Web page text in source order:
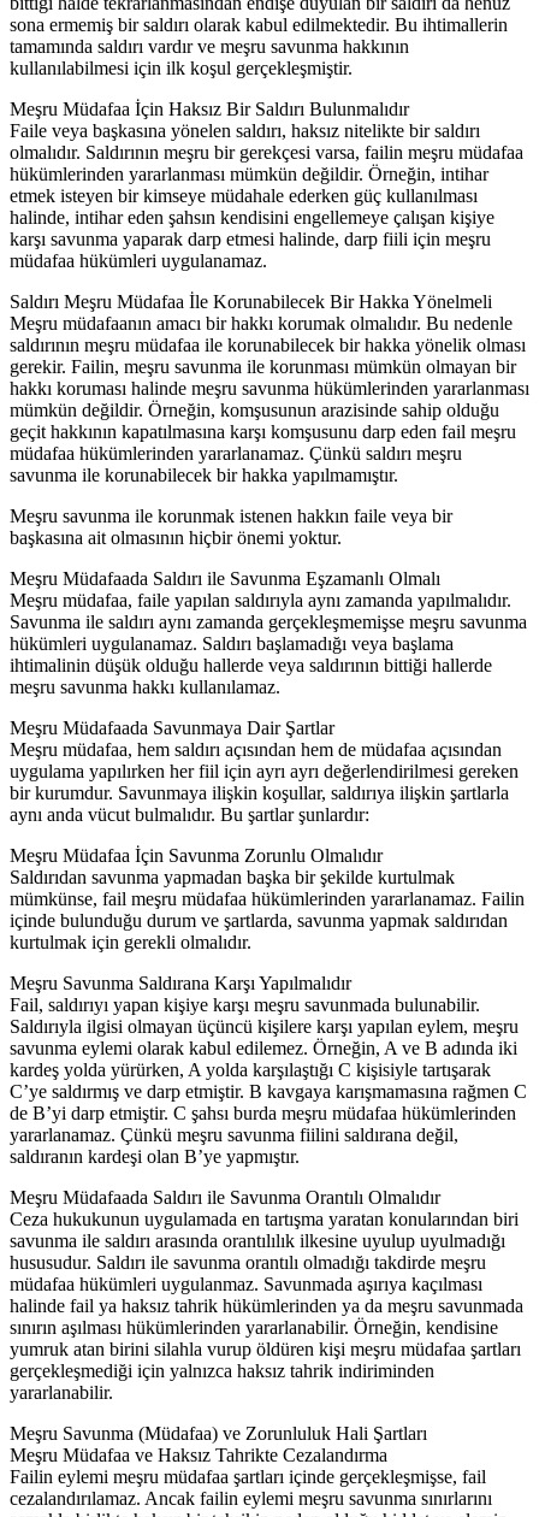
sona ermemiş bir saldırı olarak kabul edilmektedir. Bu ihtimallerin
tamamında saldırı vardır ve meşru savunma hakkının
kullanılabilmesi için ilk koşul gerçekleşmiştir.
Meşru Müdafaa İçin Haksız Bir Saldırı Bulunmalıdır
Faile veya başkasına yönelen saldırı, haksız nitelikte bir saldırı
olmalıdır. Saldırının meşru bir gerekçesi varsa, failin meşru müdafaa
hükümlerinden yararlanması mümkün değildir. Örneğin, intihar
etmek isteyen bir kimseye müdahale ederken güç kullanılması
halinde, intihar eden şahsın kendisini engellemeye çalışan kişiye
karşı savunma yaparak darp etmesi halinde, darp fiili için meşru
müdafaa hükümleri uygulanamaz.
Saldırı Meşru Müdafaa İle Korunabilecek Bir Hakka Yönelmeli
Meşru müdafaanın amacı bir hakkı korumak olmalıdır. Bu nedenle
saldırının meşru müdafaa ile korunabilecek bir hakka yönelik olması
gerekir. Failin, meşru savunma ile korunması mümkün olmayan bir
hakkı koruması halinde meşru savunma hükümlerinden yararlanması
mümkün değildir. Örneğin, komşusunun arazisinde sahip olduğu
geçit hakkının kapatılmasına karşı komşusunu darp eden fail meşru
müdafaa hükümlerinden yararlanamaz. Çünkü saldırı meşru
savunma ile korunabilecek bir hakka yapılmamıştır.
Meşru savunma ile korunmak istenen hakkın faile veya bir
başkasına ait olmasının hiçbir önemi yoktur.
Meşru Müdafaada Saldırı ile Savunma Eşzamanlı Olmalı
Meşru müdafaa, faile yapılan saldırıyla aynı zamanda yapılmalıdır.
Savunma ile saldırı aynı zamanda gerçekleşmemişse meşru savunma
hükümleri uygulanamaz. Saldırı başlamadığı veya başlama
ihtimalinin düşük olduğu hallerde veya saldırının bittiği hallerde
meşru savunma hakkı kullanılamaz.
Meşru Müdafaada Savunmaya Dair Şartlar
Meşru müdafaa, hem saldırı açısından hem de müdafaa açısından
uygulama yapılırken her fiil için ayrı ayrı değerlendirilmesi gereken
bir kurumdur. Savunmaya ilişkin koşullar, saldırıya ilişkin şartlarla
aynı anda vücut bulmalıdır. Bu şartlar şunlardır:
Meşru Müdafaa İçin Savunma Zorunlu Olmalıdır
Saldırıdan savunma yapmadan başka bir şekilde kurtulmak
mümkünse, fail meşru müdafaa hükümlerinden yararlanamaz. Failin
içinde bulunduğu durum ve şartlarda, savunma yapmak saldırıdan
kurtulmak için gerekli olmalıdır.
Meşru Savunma Saldırana Karşı Yapılmalıdır
Fail, saldırıyı yapan kişiye karşı meşru savunmada bulunabilir.
Saldırıyla ilgisi olmayan üçüncü kişilere karşı yapılan eylem, meşru
savunma eylemi olarak kabul edilemez. Örneğin, A ve B adında iki
kardeş yolda yürürken, A yolda karşılaştığı C kişisiyle tartışarak
C’ye saldırmış ve darp etmiştir. B kavgaya karışmamasına rağmen C
de B’yi darp etmiştir. C şahsı burda meşru müdafaa hükümlerinden
yararlanamaz. Çünkü meşru savunma fiilini saldırana değil,
saldıranın kardeşi olan B’ye yapmıştır.
Meşru Müdafaada Saldırı ile Savunma Orantılı Olmalıdır
Ceza hukukunun uygulamada en tartışma yaratan konularından biri
savunma ile saldırı arasında orantılılık ilkesine uyulup uyulmadığı
hususudur. Saldırı ile savunma orantılı olmadığı takdirde meşru
müdafaa hükümleri uygulanmaz. Savunmada aşırıya kaçılması
halinde fail ya haksız tahrik hükümlerinden ya da meşru savunmada
sınırın aşılması hükümlerinden yararlanabilir. Örneğin, kendisine
yumruk atan birini silahla vurup öldüren kişi meşru müdafaa şartları
gerçekleşmediği için yalnızca haksız tahrik indiriminden
yararlanabilir.
Meşru Savunma (Müdafaa) ve Zorunluluk Hali Şartları
Meşru Müdafaa ve Haksız Tahrikte Cezalandırma
Failin eylemi meşru müdafaa şartları içinde gerçekleşmişse, fail
cezalandırılamaz. Ancak failin eylemi meşru savunma sınırlarını